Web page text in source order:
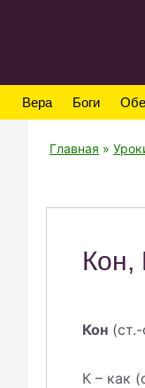
Вера Боги
Главная »
Кон,
Кон
К – как